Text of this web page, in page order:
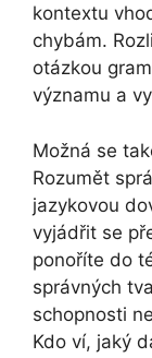
kontextu
chybám.
otázkou
významu a
Možná se
Rozumět
jazykovou
vyjádřit se
ponoříte do
správných
schopnosti
Kdo ví, jaký